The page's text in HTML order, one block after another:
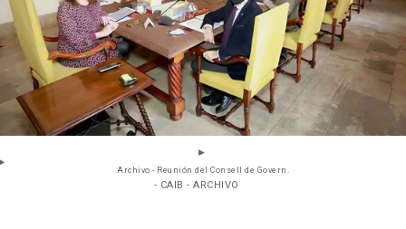
Archivo - Reunión del Consell de Govern.
- CAIB - ARCHIVO